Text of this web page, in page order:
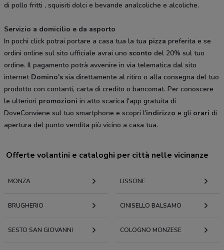
di pollo fritti , squisiti dolci e bevande analcoliche e alcoliche.
Servizio a domicilio e da asporto
In pochi click potrai portare a casa tua la tua pizza preferita e se
ordini online sul sito ufficiale avrai uno sconto del 20% sul tuo
ordine. Il pagamento potrà avvenire in via telematica dal sito
internet Domino's sia direttamente al ritiro o alla consegna del tuo
prodotto con contanti, carta di credito o bancomat. Per conoscere
le ulteriori promozioni in atto scarica l'app gratuita di
DoveConviene sul tuo smartphone e scopri l'indirizzo e gli orari di
apertura del punto vendita più vicino a casa tua.
Offerte volantini e cataloghi per città nelle vicinanze
MONZA LISSONE
BRUGHERIO CINISELLO BALSAMO
SESTO SAN GIOVANNI COLOGNO MONZESE